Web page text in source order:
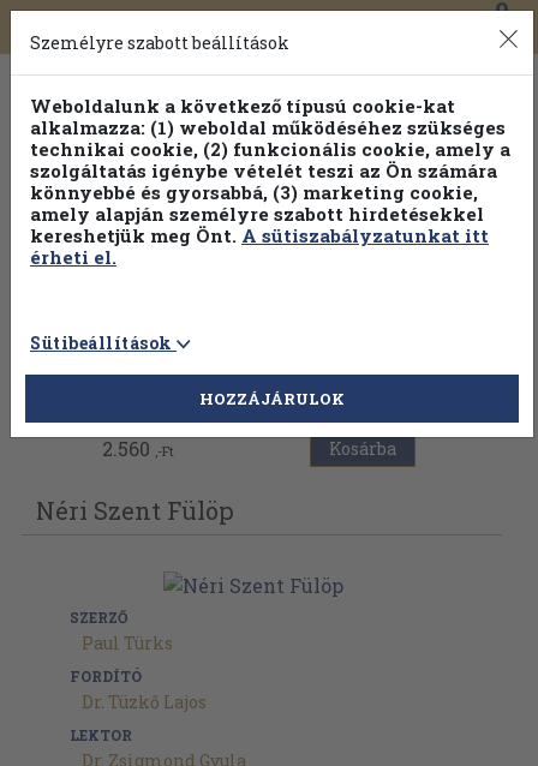
Toggle
navigation
0
Válogasson több mint 1.000.000 kiadványunk közül
100% kedvezménnyel!
Vissza az előző oldalra
2.560 ,-Ft Kosárba
Néri Szent Fülöp
SZERZŐ
Paul Türks
FORDÍTÓ
Dr. Tüzkő Lajos
LEKTOR
Dr. Zsigmond Gyula
Személyre szabott beállítások
Weboldalunk a következő típusú cookie-kat
alkalmazza: (1) weboldal működéséhez szükséges
technikai cookie, (2) funkcionális cookie, amely a
szolgáltatás igénybe vételét teszi az Ön számára
könnyebbé és gyorsabbá, (3) marketing cookie,
amely alapján személyre szabott hirdetésekkel
kereshetjük meg Önt. A sütiszabályzatunkat itt
érheti el.
Sütibeállítások
HOZZÁJÁRULOK